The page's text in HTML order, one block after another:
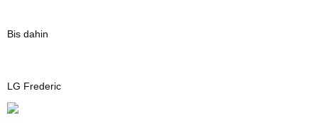
Bis dahin
LG Frederic